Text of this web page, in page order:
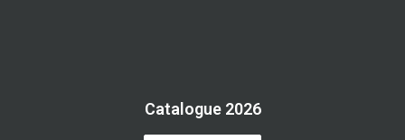
Catalogue 2026